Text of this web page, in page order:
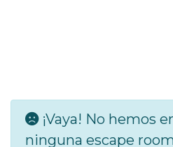
¡Vaya! No hemos
ninguna escape